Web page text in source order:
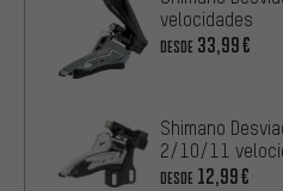
velocidades
DESDE 33,99€
Shimano
2/10/11
DESDE 12,99€